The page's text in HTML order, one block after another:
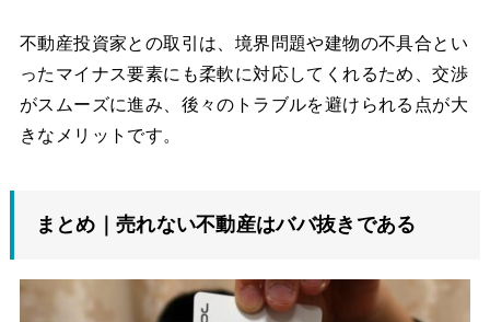
不動産投資家との取引は、境界問題や建物の不具合とい
ったマイナス要素にも柔軟に対応してくれるため、交渉
がスムーズに進み、後々のトラブルを避けられる点が大
きなメリットです。
まとめ｜売れない不動産はババ抜きである